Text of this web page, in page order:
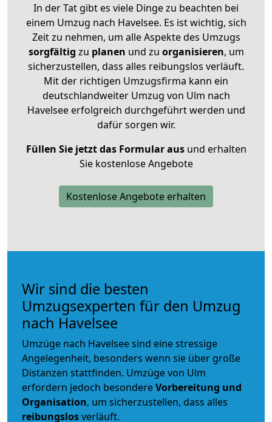
In der Tat gibt es viele Dinge zu beachten bei
einem Umzug nach Havelsee. Es ist wichtig, sich
Zeit zu nehmen, um alle Aspekte des Umzugs
sorgfältig zu planen und zu organisieren, um
sicherzustellen, dass alles reibungslos verläuft.
Mit der richtigen Umzugsfirma kann ein
deutschlandweiter Umzug von Ulm nach
Havelsee erfolgreich durchgeführt werden und
dafür sorgen wir.
Füllen Sie jetzt das Formular ausund erhalten
Sie kostenlose Angebote
Kostenlose Angebote erhalten
Wir sind die besten
Umzugsexperten für den Umzug
nach Havelsee
Umzüge nach Havelsee sind eine stressige
Angelegenheit, besonders wenn sie über große
Distanzen stattfinden. Umzüge von Ulm
erfordern jedoch besondereVorbereitung und
Organisation, um sicherzustellen, dass alles
reibungslosverläuft.